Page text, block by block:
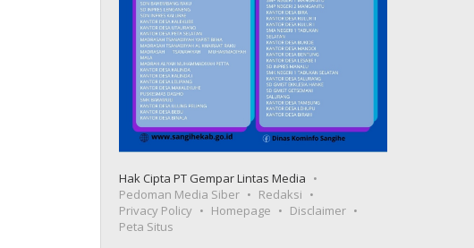
Hak Cipta PT Gempar Lintas Media
Pedoman Media Siber
Redaksi
Privacy Policy
Homepage
Disclaimer
Peta Situs